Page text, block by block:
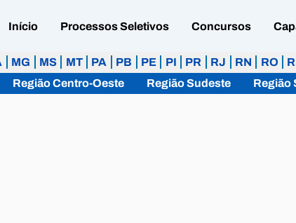
Início Processos Seletivos Concursos
MG MS MT PA PB PE PI PR RJ RN RO
Região Centro-Oeste Região Sudeste Região